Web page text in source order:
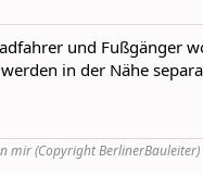
und
in der Nähe
mir (Copyright BerlinerBauleiter)